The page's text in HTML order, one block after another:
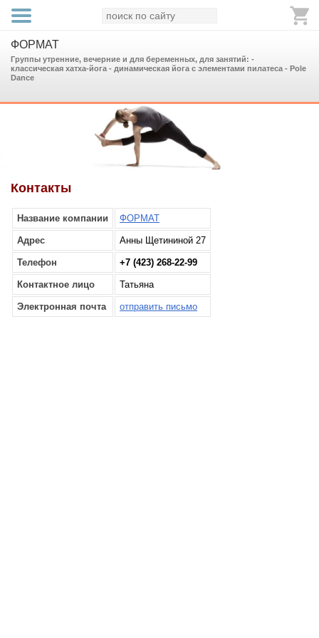
ФОРМАТ
Группы утренние, вечерние и для беременных, для занятий: -
классическая хатха-йога - динамическая йога с элементами пилатеса - Pole
Dance
Контакты
Название компании ФОРМАТ
Адрес Анны Щетининой 27
Телефон +7 (423) 268-22-99
Контактное лицо Татьяна
Электронная почта отправить письмо